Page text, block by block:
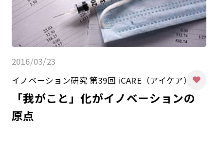
2016/03/23
イノベーション研究 第39回 iCARE（アイケア）
「我がこと」化がイノベーションの
原点